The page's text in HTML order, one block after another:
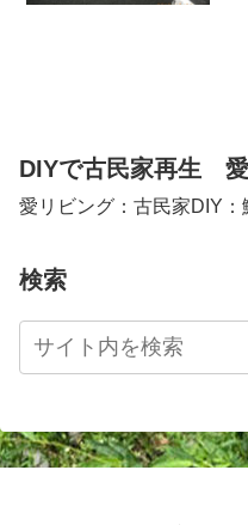
DIYで古民家再生
愛リビング：古民家DIY
検索